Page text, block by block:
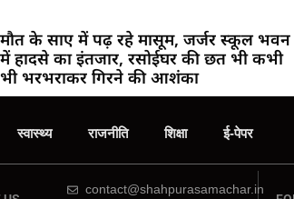
मौत के साए में पढ़ रहे मासूम, जर्जर स्कूल भवन
में हादसे का इंतजार, रसोईघर की छत भी कभी
भी भरभराकर गिरने की आशंका
स्वास्थ्य राजनीति शिक्षा ई-पेपर
contact@shahpurasamachar.in